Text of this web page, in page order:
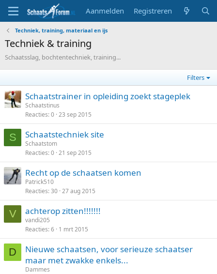
Aanmelden Registreren
Techniek, training, materiaal en ijs
Techniek & training
Schaatsslag, bochtentechniek, training...
Filters
Schaatstrainer in opleiding zoekt stageplek
Schaatstinus
Reacties 0 23 sep 2015
S Schaatstechniek site
Schaatstom
Reacties 0 21 sep 2015
Recht op de schaatsen komen
Patrick510
Reacties 30 27 aug 2015
V achterop zitten!!!!!!!
vandi205
Reacties 6 1 mrt 2015
D
Nieuwe schaatsen, voor serieuze schaatser
maar met zwakke enkels...
Dammes